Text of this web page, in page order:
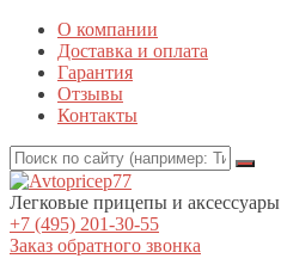
О компании
Доставка и оплата
Гарантия
Отзывы
Контакты
Легковые прицепы и аксессуары
+7 (495) 201-30-55
Заказ обратного звонка